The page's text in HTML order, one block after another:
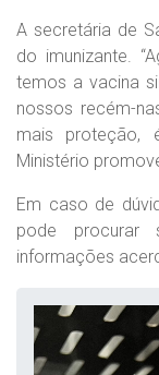
A secretária de
do imunizante.
temos a vacina
nossos recém-
mais proteção,
Ministério
Em caso de
pode procurar
informações